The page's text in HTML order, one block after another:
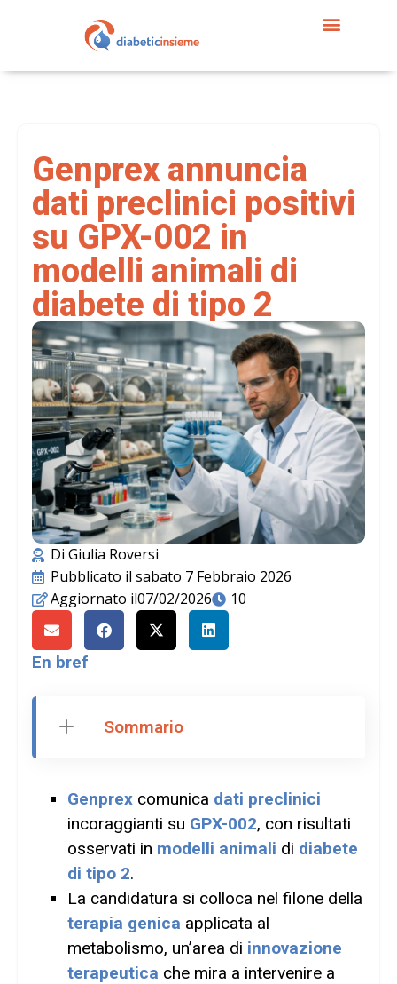
Genprex annuncia
dati preclinici positivi
su GPX-002 in
modelli animali di
diabete di tipo 2
Di Giulia Roversi
Pubblicato il sabato 7 Febbraio 2026
Aggiornato il07/02/2026
10
En bref
Sommario
Genprex comunica dati preclinici
incoraggianti su GPX-002, con risultati
osservati in modelli animali di diabete
di tipo 2.
La candidatura si colloca nel filone della
terapia genica applicata al
metabolismo, un’area di innovazione
terapeutica che mira a intervenire a